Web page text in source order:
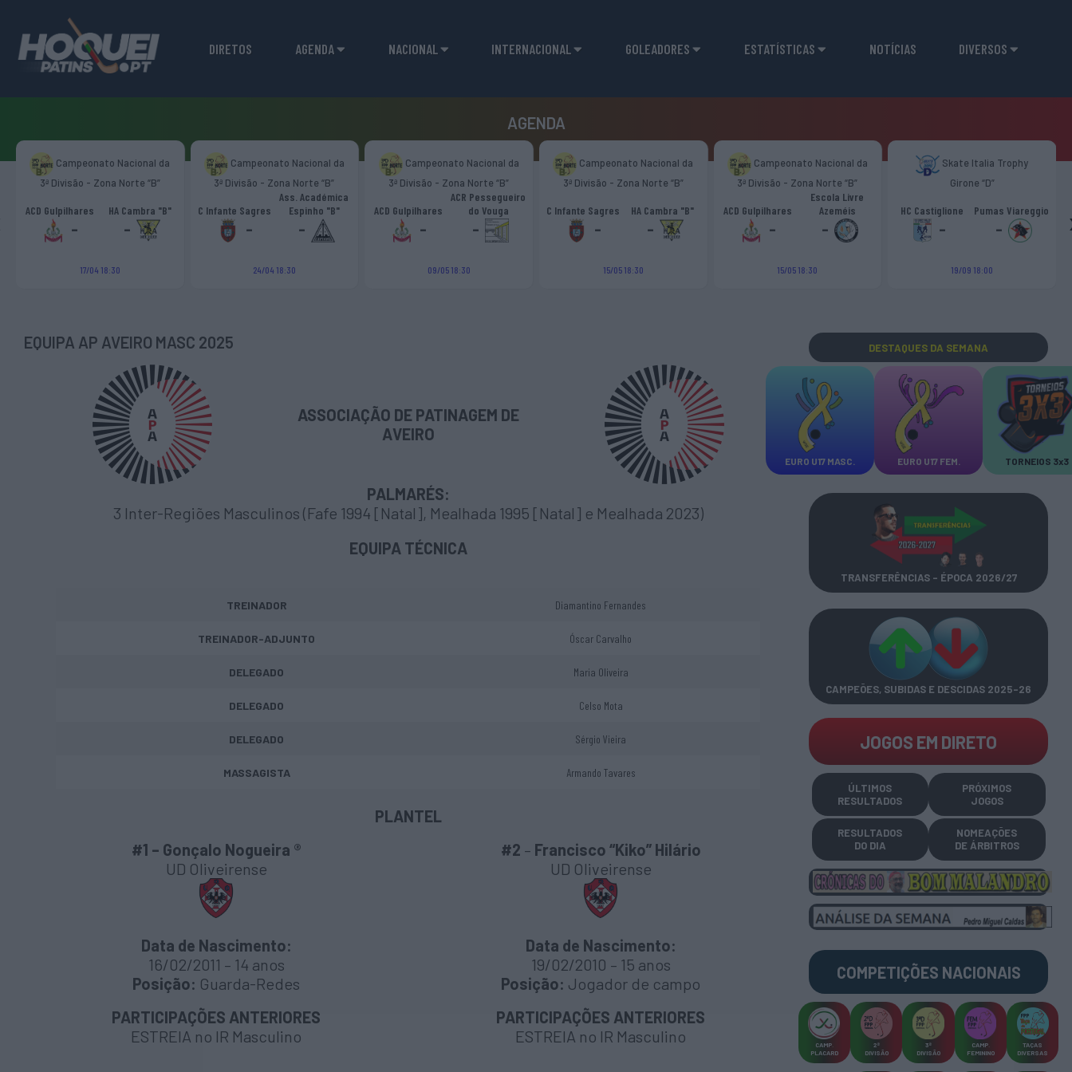
DIRETOS AGENDA NACIONAL INTERNACIONAL GOLEADORES ESTATÍSTICAS NOTÍCIAS DIVERSOS
AGENDA
Campeonato Nacional da
3ª Divisão - Zona Norte “B”
ACD Gulpilhares
-
HA Cambra "B"
-
17/04 18:30
Campeonato Nacional da
3ª Divisão - Zona Norte “B”
C Infante Sagres
-
Ass. Académica
Espinho "B"
-
24/04 18:30
Campeonato Nacional da
3ª Divisão - Zona Norte “B”
ACD Gulpilhares
-
ACR Pessegueiro
do Vouga
-
09/05 18:30
Campeonato Nacional da
3ª Divisão - Zona Norte “B”
C Infante Sagres
-
HA Cambra "B"
-
15/05 18:30
Campeonato Nacional da
3ª Divisão - Zona Norte “B”
ACD Gulpilhares
-
Escola Livre
Azeméis
-
15/05 18:30
Skate Italia Trophy
Girone “D”
HC Castiglione
-
Pumas Viareggio
-
19/09 18:00
EQUIPA AP AVEIRO MASC 2025
ASSOCIAÇÃO DE PATINAGEM DE
AVEIRO
PALMARÉS:
3 Inter-Regiões Masculinos (Fafe 1994 [Natal], Mealhada 1995 [Natal] e Mealhada 2023)
EQUIPA TÉCNICA
TREINADOR Diamantino Fernandes
TREINADOR-ADJUNTO Óscar Carvalho
DELEGADO Maria Oliveira
DELEGADO Celso Mota
DELEGADO Sérgio Vieira
MASSAGISTA Armando Tavares
PLANTEL
#1 – Gonçalo Nogueira ®
UD Oliveirense
Data de Nascimento:
16/02/2011 – 14 anos
Posição: Guarda-Redes
PARTICIPAÇÕES ANTERIORES
ESTREIA no IR Masculino
#2 – Francisco “Kiko” Hilário
UD Oliveirense
Data de Nascimento:
19/02/2010 – 15 anos
Posição: Jogador de campo
PARTICIPAÇÕES ANTERIORES
ESTREIA no IR Masculino
DESTAQUES DA SEMANA
EURO U17 MASC. EURO U17 FEM. TORNEIOS 3x3
TRANSFERÊNCIAS - ÉPOCA 2026/27
CAMPEÕES, SUBIDAS E DESCIDAS 2025-26
JOGOS EM DIRETO
ÚLTIMOS
RESULTADOS
PRÓXIMOS
JOGOS
RESULTADOS
DO DIA
NOMEAÇÕES
DE ÁRBITROS
COMPETIÇÕES NACIONAIS
CAMP.
PLACARD
2ª
DIVISÃO
3ª
DIVISÃO
CAMP.
FEMININO
TAÇAS
DIVERSAS